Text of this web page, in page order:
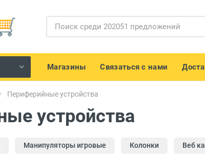
Магазины Связаться с нами
Периферийные устройства
устройства
Манипуляторы игровые Колонки Веб